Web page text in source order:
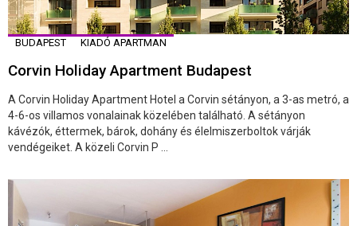
BUDAPEST KIADÓ APARTMAN
Corvin Holiday Apartment Budapest
A Corvin Holiday Apartment Hotel a Corvin sétányon, a 3-as metró, a
4-6-os villamos vonalainak közelében található. A sétányon
kávézók, éttermek, bárok, dohány és élelmiszerboltok várják
vendégeiket. A közeli Corvin P ...